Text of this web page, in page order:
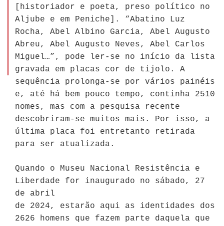
[historiador e poeta, preso político no
Aljube e em Peniche]. “Abatino Luz
Rocha, Abel Albino Garcia, Abel Augusto
Abreu, Abel Augusto Neves, Abel Carlos
Miguel…”, pode ler-se no início da lista
gravada em placas cor de tijolo. A
sequência prolonga-se por vários painéis
e, até há bem pouco tempo, continha 2510
nomes, mas com a pesquisa recente
descobriram-se muitos mais. Por isso, a
última placa foi entretanto retirada
para ser atualizada.
Quando o Museu Nacional Resistência e
Liberdade for inaugurado no sábado, 27
de abril
de 2024, estarão aqui as identidades dos
2626 homens que fazem parte daquela que